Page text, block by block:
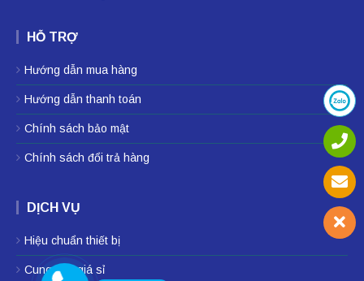
HỖ TRỢ
Hướng dẫn mua hàng
Hướng dẫn thanh toán
Chính sách bảo mật
Chính sách đổi trả hàng
DỊCH VỤ
Hiệu chuẩn thiết bị
Cung cấp giá sỉ